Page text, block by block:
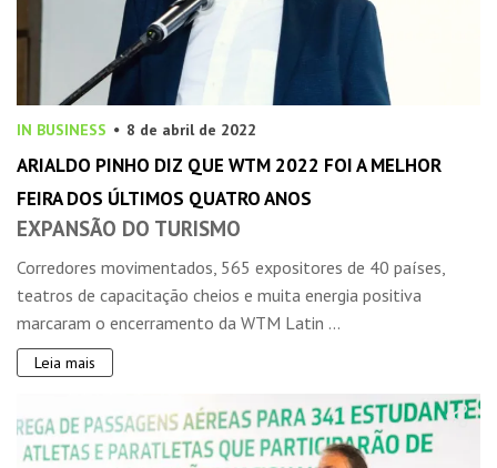
IN BUSINESS 8 de abril de 2022
ARIALDO PINHO DIZ QUE WTM 2022 FOI A MELHOR
FEIRA DOS ÚLTIMOS QUATRO ANOS
EXPANSÃO DO TURISMO
Corredores movimentados, 565 expositores de 40 países,
teatros de capacitação cheios e muita energia positiva
marcaram o encerramento da WTM Latin ...
Leia mais